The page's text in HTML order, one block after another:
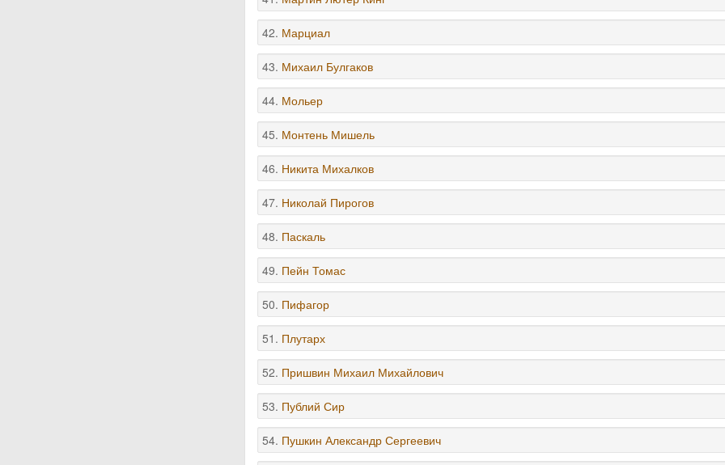
42. Марциал
43. Михаил Булгаков
44. Мольер
45. Монтень Мишель
46. Никита Михалков
47. Николай Пирогов
48. Паскаль
49. Пейн Томас
50. Пифагор
51. Плутарх
52. Пришвин Михаил Михайлович
53. Публий Сир
54. Пушкин Александр Сергеевич